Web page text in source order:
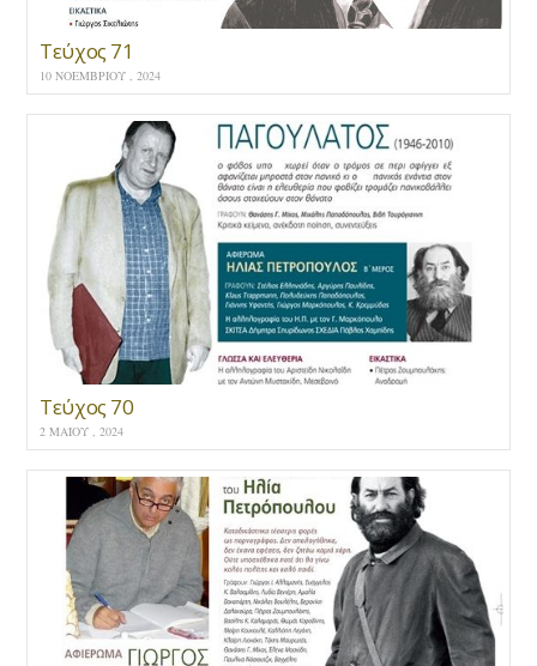
Τεύχος 71
10 ΝΟΕΜΒΡΊΟΥ , 2024
Τεύχος 70
2 ΜΑΪ́ΟΥ , 2024